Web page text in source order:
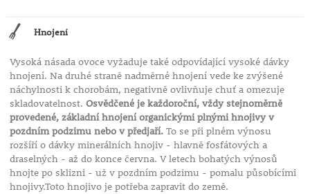
Hnojení
Vysoká násada ovoce vyžaduje také odpovídající vysoké dávky
hnojení. Na druhé straně nadměrné hnojení vede ke zvýšené
náchylnosti k chorobám, negativně ovlivňuje chuť a omezuje
skladovatelnost. Osvědčené je každoroční, vždy stejnoměrně
provedené, základní hnojení organickými plnými hnojivy v
pozdním podzimu nebo v předjaří.To se při plném výnosu
rozšíří o dávky minerálních hnojiv - hlavně fosfátových a
draselných - až do konce června. V letech bohatých výnosů
hnojte po sklizni - už v pozdním podzimu - pomalu působícími
hnojivy.Toto hnojivo je potřeba zapravit do země.